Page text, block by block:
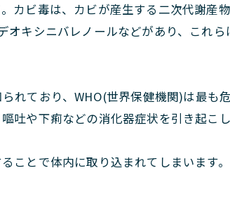
カビ毒は、カビが産生する二次代謝産
キシニバレノールなどがあり、これ
れており、WHO(世界保健機関)は最も
吐や下痢などの消化器症状を引き起こし
ことで体内に取り込まれてしまいます